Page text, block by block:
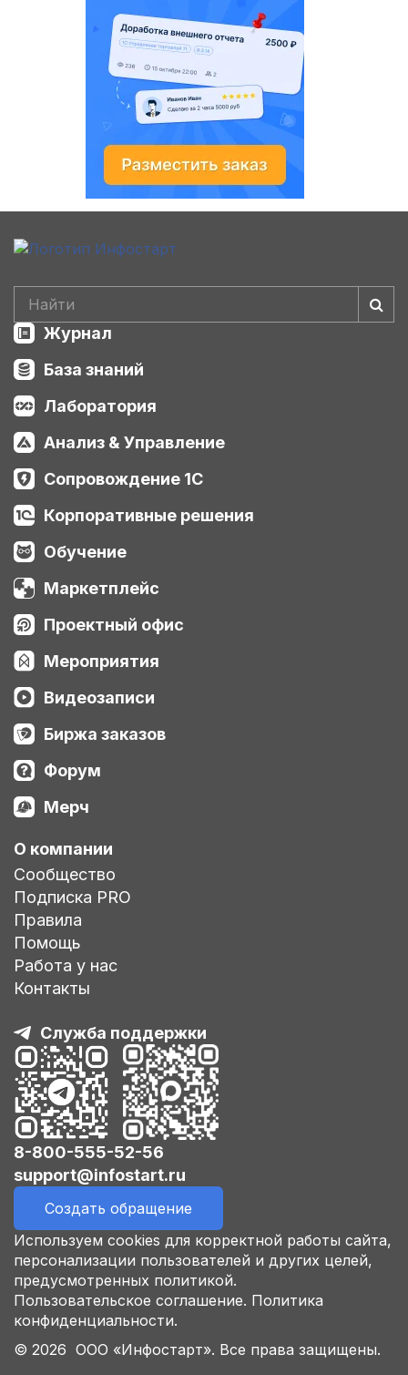
Журнал
База знаний
Лаборатория
Анализ & Управление
Сопровождение 1С
Корпоративные решения
Обучение
Маркетплейс
Проектный офис
Мероприятия
Видеозаписи
Биржа заказов
Форум
Мерч
О компании
Сообщество
Подписка PRO
Правила
Помощь
Работа у нас
Контакты
Служба поддержки
8-800-555-52-56
support@infostart.ru
Создать обращение
Используем cookies для корректной работы сайта,
персонализации пользователей и других целей,
предусмотренных политикой.
Пользовательское соглашение. Политика
конфиденциальности.
© 2026 ООО «Инфостарт». Все права защищены.